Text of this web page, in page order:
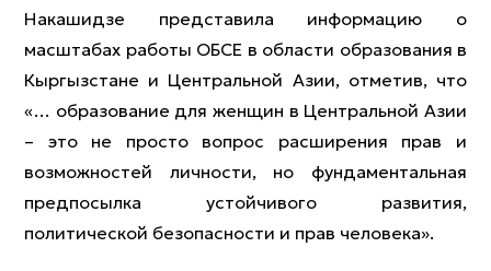
Накашидзе представила информацию о
масштабах работы ОБСЕ в области образования в
Кыргызстане и Центральной Азии, отметив, что
«… образование для женщин в Центральной Азии
– это не просто вопрос расширения прав и
возможностей личности, но фундаментальная
предпосылка устойчивого развития,
политической безопасности и прав человека».